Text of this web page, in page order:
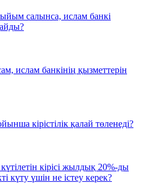
салынса, ислам банкі
ислам банкінің қызметтерін
кірістілік қалай төленеді?
кірісі жылдық 20%-ды
күту үшін не істеу керек?